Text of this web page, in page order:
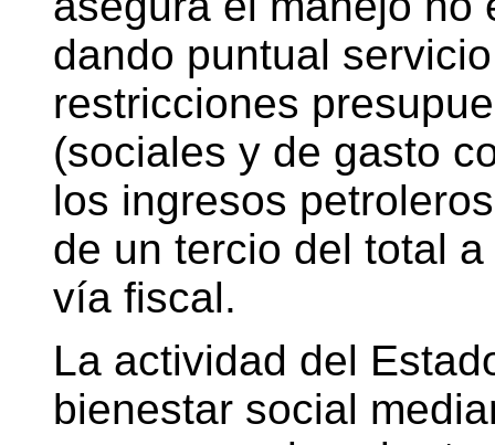
dando puntual
restricciones
(sociales y de gasto
los ingresos
de un tercio del total
vía fiscal.
La actividad del
bienestar social